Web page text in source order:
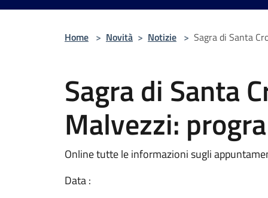
Home > Novità > Notizie > Sagra di Santa
Sagra di Santa
Malvezzi:
Online tutte le informazioni sugli
Data :